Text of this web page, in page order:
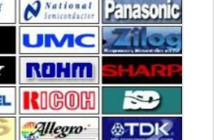
器 amphenol,tyco-te,fci,j-